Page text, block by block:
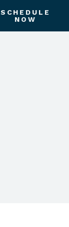
SCHEDULE
NOW